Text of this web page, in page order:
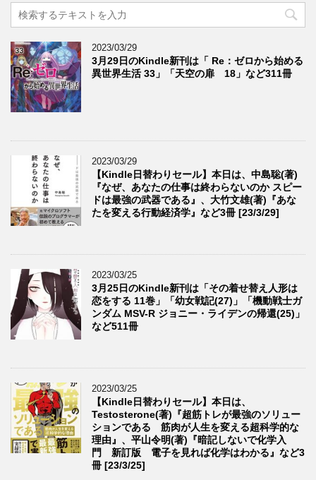
2023/03/29
3月29日のKindle新刊は「 Re：ゼロから始める
異世界生活 33」「天空の扉 18」など311冊
2023/03/29
【Kindle日替わりセール】本日は、中島聡(著)
『なぜ、あなたの仕事は終わらないのか スピー
ドは最強の武器である』、大竹文雄(著)『あな
たを変える行動経済学』など3冊 [23/3/29]
2023/03/25
3月25日のKindle新刊は「その着せ替え人形は
恋をする 11巻」「幼女戦記(27)」「機動戦士ガ
ンダム MSV-R ジョニー・ライデンの帰還(25)」
など511冊
2023/03/25
【Kindle日替わりセール】本日は、
Testosterone(著)『超筋トレが最強のソリュー
ションである 筋肉が人生を変える超科学的な
理由』、平山令明(著)『暗記しないで化学入
門 新訂版 電子を見れば化学はわかる』など3
冊 [23/3/25]